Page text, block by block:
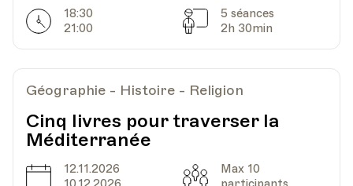
Horarires
18:30
21:00
Séances
5 séances
2h 30min
Géographie - Histoire - Religion
Cinq livres pour traverser la
Méditerranée
Date
12.11.2026
Capacité
Max 10